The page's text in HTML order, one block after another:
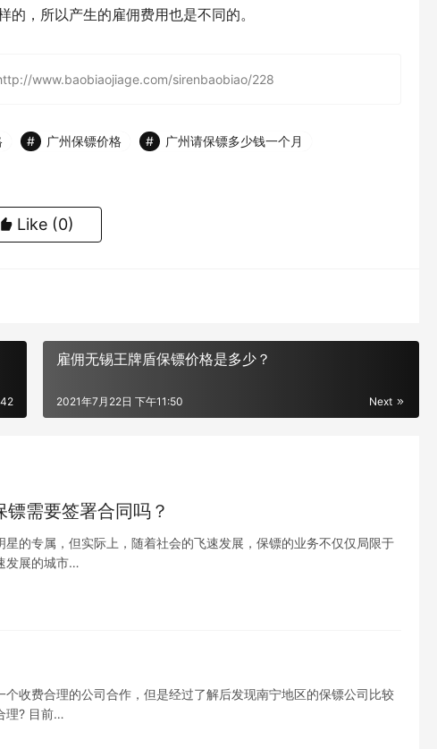
，所以产生的雇佣费用也是不同的。
www.baobiaojiage.com/sirenbaobiao/228
广州保镖价格
广州请保镖多少钱一个月
Like (0)
雇佣无锡王牌盾保镖价格是多少？
Next
2021年7月22日 下午11:50
需要签署合同吗？
的专属，但实际上，随着社会的飞速发展，保镖的业务不仅仅局限于
发展的城市…
收费合理的公司合作，但是经过了解后发现南宁地区的保镖公司比较
理? 目前…